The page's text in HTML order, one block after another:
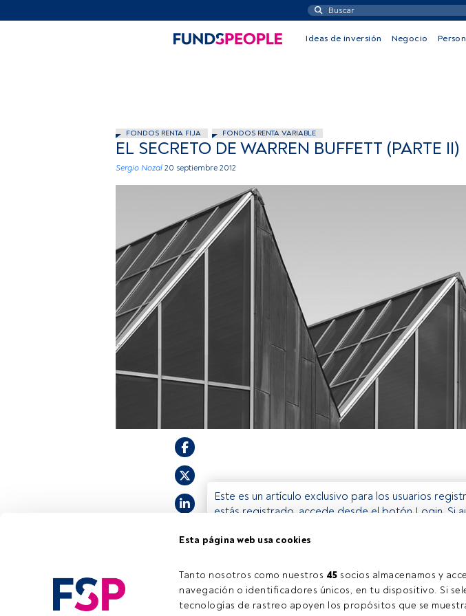
Esta página web usa cookies
Tanto nosotros como nuestros 45 socios almacenamos y
navegación o identificadores únicos, en tu dispositivo. Si
tecnologías de rastreo apoyen los propósitos que se
Ideas de inversión Negocio
FONDOS RENTA FIJA FONDOS RENTA VARIABLE
EL SECRETO DE WARREN BUFFETT (PARTE II)
Sergio Nozal 20 septiembre 2012
19 s.
Este es un artículo exclusivo para los usuarios
estás registrado, accede desde el botón Login. Si